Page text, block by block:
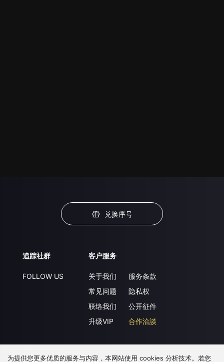
兑换序号
追踪社群
FOLLOW US
客户服务
关于我们
常见问题
联络我们
升级VIP
服务条款
隐私权
公开征件
合作洽談
下载 APP
为提供您更多优质的服务与内容，本网站使用 cookies 分析技术。若您